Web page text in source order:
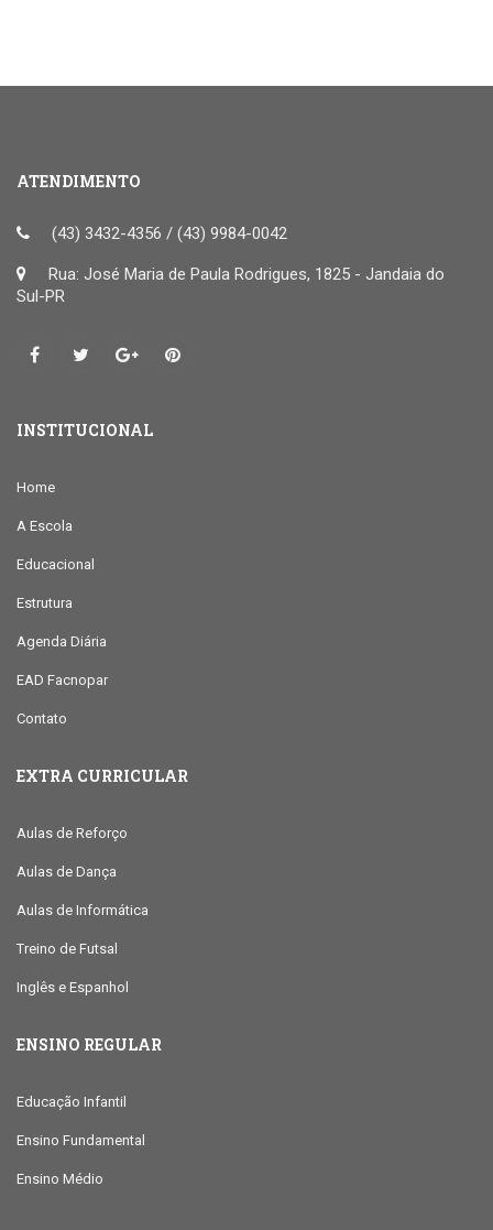
ATENDIMENTO
(43) 3432-4356 / (43) 9984-0042
Rua: José Maria de Paula Rodrigues, 1825 - Jandaia do
Sul-PR
INSTITUCIONAL
Home
A Escola
Educacional
Estrutura
Agenda Diária
EAD Facnopar
Contato
EXTRA CURRICULAR
Aulas de Reforço
Aulas de Dança
Aulas de Informática
Treino de Futsal
Inglês e Espanhol
ENSINO REGULAR
Educação Infantil
Ensino Fundamental
Ensino Médio